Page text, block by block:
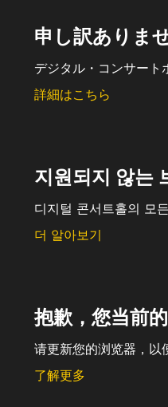
申し訳ありま
デジタル・コンサート
詳細はこちら
지원되지 않는
디지털 콘서트홀의 모
더 알아보기
抱歉，您当前
请更新您的浏览器，以
了解更多